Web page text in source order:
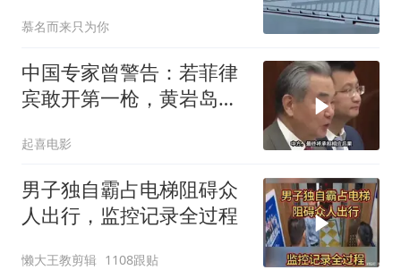
慕名而来只为你
中国专家曾警告：若菲律
宾敢开第一枪，黄岩岛填
起喜电影
男子独自霸占电梯阻碍众
人出行，监控记录全过程
懒大王教剪辑 1108跟贴